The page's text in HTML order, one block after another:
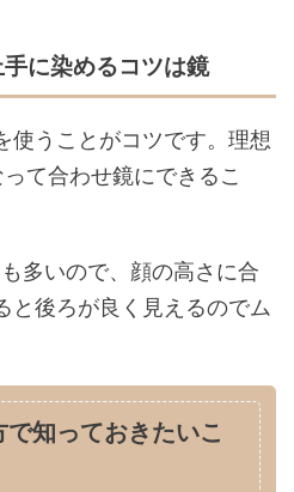
に染めるコツは鏡
使うことがコツです。理想
て合わせ鏡にできるこ
多いので、顔の高さに合
と後ろが良く見えるのでム
知っておきたいこ